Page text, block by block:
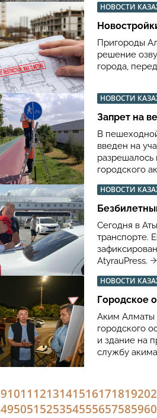
НОВОСТИ
Пригороды
решение
города,
НОВОСТИ
Запрет на
В
введен на
разрешалось
городского
НОВОСТИ
Сегодня в
транспорте.
AtyrauPress.
НОВОСТИ
Городское
Аким Алматы
городского
и здание на
службу
91011121314151617181920
495051525354555657585960